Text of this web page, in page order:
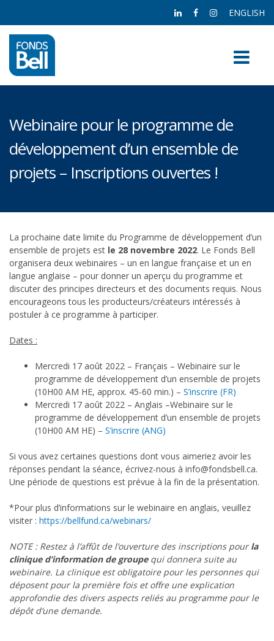
ENGLISH
Webinaire pour le programme de
développement d’un ensemble de
projets – Inscriptions ouvertes !
La prochaine date limite du Programme de développement d’un
ensemble de projets est le 28 novembre 2022. Le Fonds Bell
organisera deux webinaires – un en langue française et un en
langue anglaise – pour donner un aperçu du programme et
discuter des principes directeurs et des documents requis. Nous
encourageons tous les producteurs/créateurs intéressés à
postuler à ce programme à participer.
Dates :
Mercredi 17 août 2022 – Français – Webinaire sur le
programme de développement d’un ensemble de projets
(10H00 AM HE, approx. 45-60 min.) – S’inscrire (FR)
Mercredi 17 août 2022 – Anglais –Webinaire sur le
programme de développement d’un ensemble de projets
(10H00 AM HE) – S’inscrire (ANG)
Si vous avez certaines questions dont vous aimeriez avoir les
réponses pendant la séance, écrivez-nous à info@fondsbell.ca.
Une période de questions est prévue à la fin de la présentation.
*Pour plus d’informations sur le webinaire en anglais, veuillez
visiter : https://bellfund.ca/webinars/
NOTE : Restez à l’affût de l’ouverture des inscriptions pourla
clinique d’information de groupequi donnera suite au
webinaire. La clinique est obligatoire pour les personnes qui
déposent pour la première fois et offre une explication
approfondie des divers aspects reliés au programme pour le
dépôt d’une demande.